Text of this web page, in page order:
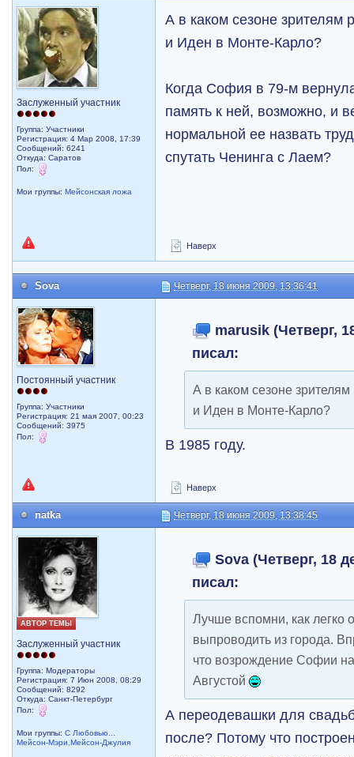
Заслуженный участник
Группа: Участники
Регистрация: 4 Мар 2008, 17:39
Сообщений: 6241
Откуда: Саратов
Пол:
Мои группы:Мейсонская ложа
А в каком сезоне зрителям
и Иден в Монте-Карло?
Когда София в 79-м
память к ней, возможно, и
нормальной ее назвать
спутать Ченинга с Лаем?
Наверх
Sova Четверг, 18 июня 2009, 13:36:41
Постоянный участник
Группа: Участники
Регистрация: 21 мая 2007, 00:23
Сообщений: 3975
Пол:
marusik (Четверг,
писал:
А в каком сезоне
и Иден в Монте-Карло?
В 1985 году.
Наверх
natka Четверг, 18 июня 2009, 13:38:45
АВТОР ТЕМЫ
Заслуженный участник
Группа: Модераторы
Регистрация: 7 Июн 2008, 08:29
Сообщений: 8292
Откуда: Санкт-Петербург
Пол:
Мои группы:С Любовью...
Мейсон-Мэри,Мейсон-Джулия
Sova (Четверг, 18
писал:
Лучше вспомни, как легко
выпроводить из города.
что возрождение Софии
Августой
А переодевашки для
после? Потому что